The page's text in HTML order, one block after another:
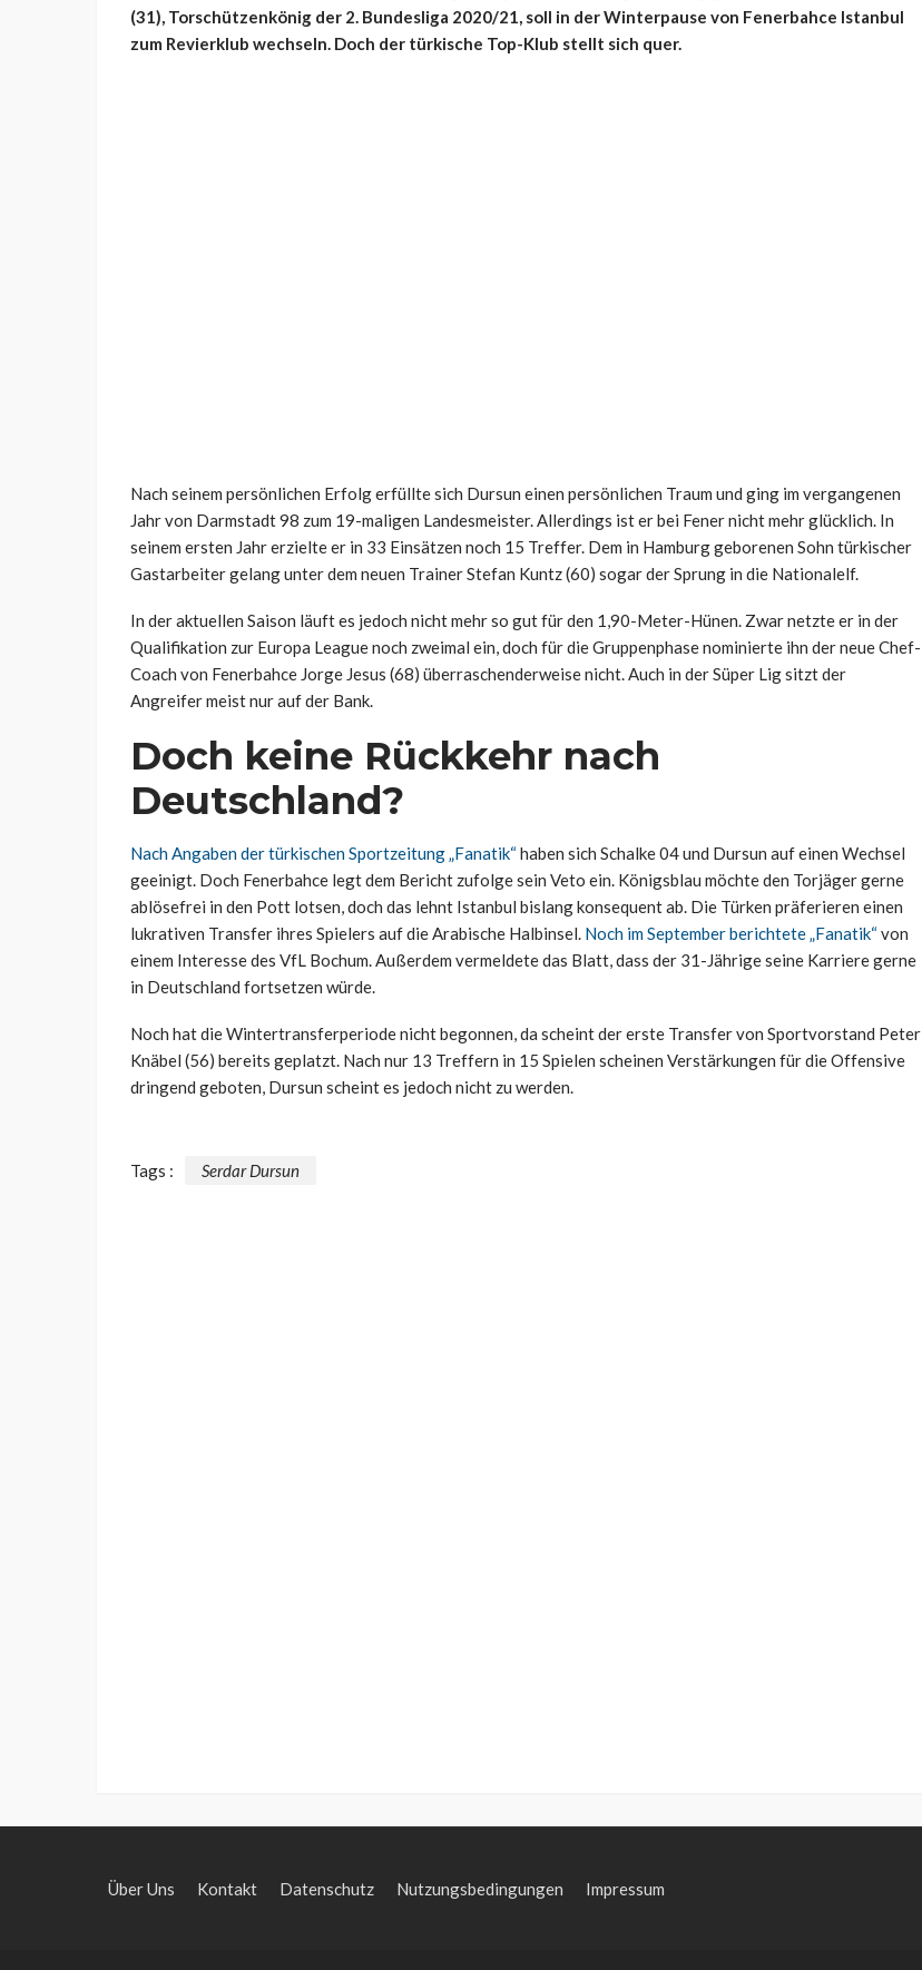
(31), Torschützenkönig der 2. Bundesliga 2020/21, soll in der Winterpause von Fenerbahce Istanbul
zum Revierklub wechseln. Doch der türkische Top-Klub stellt sich quer.
Nach seinem persönlichen Erfolg erfüllte sich Dursun einen persönlichen Traum und ging im vergangenen
Jahr von Darmstadt 98 zum 19-maligen Landesmeister. Allerdings ist er bei Fener nicht mehr glücklich. In
seinem ersten Jahr erzielte er in 33 Einsätzen noch 15 Treffer. Dem in Hamburg geborenen Sohn türkischer
Gastarbeiter gelang unter dem neuen Trainer Stefan Kuntz (60) sogar der Sprung in die Nationalelf.
In der aktuellen Saison läuft es jedoch nicht mehr so gut für den 1,90-Meter-Hünen. Zwar netzte er in der
Qualifikation zur Europa League noch zweimal ein, doch für die Gruppenphase nominierte ihn der neue Chef-
Coach von Fenerbahce Jorge Jesus (68) überraschenderweise nicht. Auch in der Süper Lig sitzt der
Angreifer meist nur auf der Bank.
Doch keine Rückkehr nach
Deutschland?
Nach Angaben der türkischen Sportzeitung „Fanatik“haben sich Schalke 04 und Dursun auf einen Wechsel
geeinigt. Doch Fenerbahce legt dem Bericht zufolge sein Veto ein. Königsblau möchte den Torjäger gerne
ablösefrei in den Pott lotsen, doch das lehnt Istanbul bislang konsequent ab. Die Türken präferieren einen
lukrativen Transfer ihres Spielers auf die Arabische Halbinsel. Noch im September berichtete „Fanatik“von
einem Interesse des VfL Bochum. Außerdem vermeldete das Blatt, dass der 31-Jährige seine Karriere gerne
in Deutschland fortsetzen würde.
Noch hat die Wintertransferperiode nicht begonnen, da scheint der erste Transfer von Sportvorstand Peter
Knäbel (56) bereits geplatzt. Nach nur 13 Treffern in 15 Spielen scheinen Verstärkungen für die Offensive
dringend geboten, Dursun scheint es jedoch nicht zu werden.
Tags : Serdar Dursun
Über Uns Kontakt Datenschutz Nutzungsbedingungen Impressum